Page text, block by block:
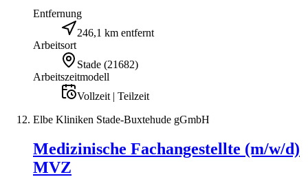
Entfernung
246,1 km entfernt
Arbeitsort
Stade (21682)
Arbeitszeitmodell
Vollzeit | Teilzeit
Elbe Kliniken Stade-Buxtehude gGmbH
Medizinische Fachangestellte (m/w/d)
MVZ